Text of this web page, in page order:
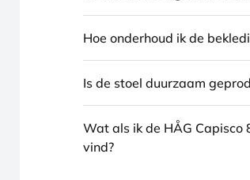
Hoe onderhoud ik de
Is de stoel duurzaam
Wat als ik de HÅG Capisco
vind?